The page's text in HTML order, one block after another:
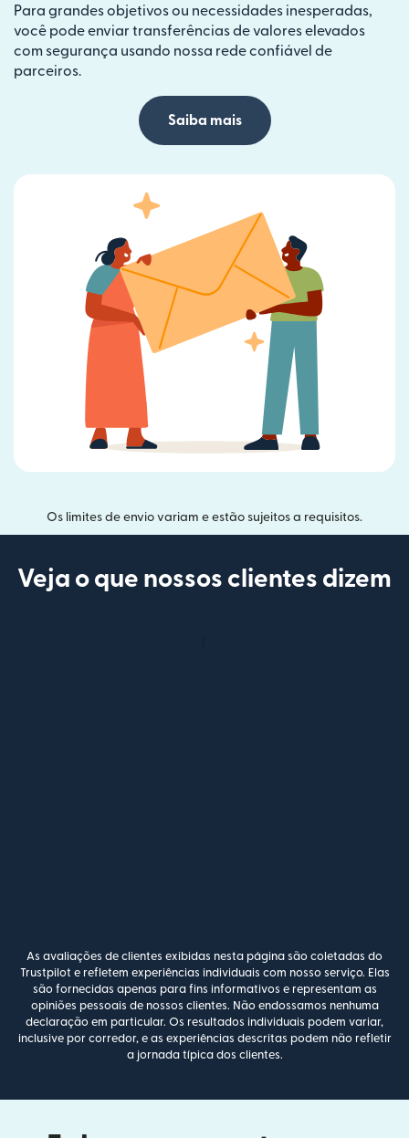
Para grandes objetivos ou necessidades inesperadas,
você pode enviar transferências de valores elevados
com segurança usando nossa rede confiável de
parceiros.
Saiba mais
Os limites de envio variam e estão sujeitos a requisitos.
Veja o que nossos clientes dizem
As avaliações de clientes exibidas nesta página são coletadas do
Trustpilot e refletem experiências individuais com nosso serviço. Elas
são fornecidas apenas para fins informativos e representam as
opiniões pessoais de nossos clientes. Não endossamos nenhuma
declaração em particular. Os resultados individuais podem variar,
inclusive por corredor, e as experiências descritas podem não refletir
a jornada típica dos clientes.